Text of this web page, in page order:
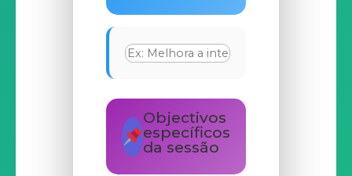
Objectivos
específicos
da sessão